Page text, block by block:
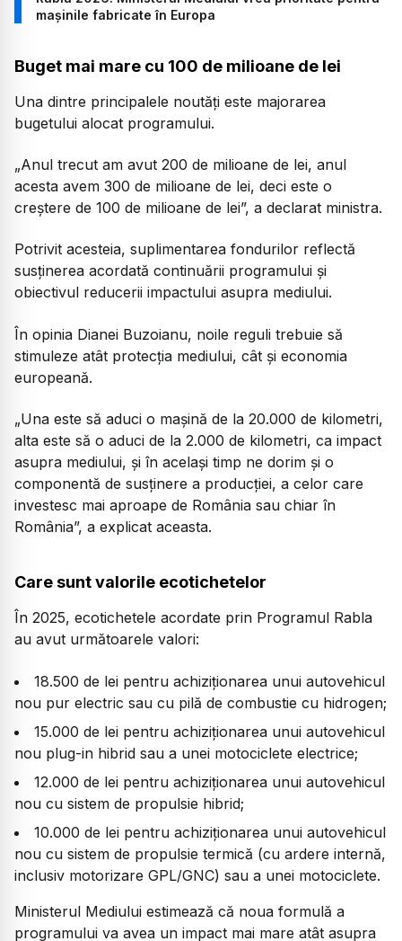
mașinile fabricate în Europa
Buget mai mare cu 100 de milioane de lei
Una dintre principalele noutăți este majorarea
bugetului alocat programului.
„Anul trecut am avut 200 de milioane de lei, anul
acesta avem 300 de milioane de lei, deci este o
creștere de 100 de milioane de lei”, a declarat ministra.
Potrivit acesteia, suplimentarea fondurilor reflectă
susținerea acordată continuării programului și
obiectivul reducerii impactului asupra mediului.
În opinia Dianei Buzoianu, noile reguli trebuie să
stimuleze atât protecția mediului, cât și economia
europeană.
„Una este să aduci o mașină de la 20.000 de kilometri,
alta este să o aduci de la 2.000 de kilometri, ca impact
asupra mediului, și în același timp ne dorim și o
componentă de susținere a producției, a celor care
investesc mai aproape de România sau chiar în
România”, a explicat aceasta.
Care sunt valorile ecotichetelor
În 2025, ecotichetele acordate prin Programul Rabla
au avut următoarele valori:
18.500 de lei pentru achiziționarea unui autovehicul
nou pur electric sau cu pilă de combustie cu hidrogen;
15.000 de lei pentru achiziționarea unui autovehicul
nou plug-in hibrid sau a unei motociclete electrice;
12.000 de lei pentru achiziționarea unui autovehicul
nou cu sistem de propulsie hibrid;
10.000 de lei pentru achiziționarea unui autovehicul
nou cu sistem de propulsie termică (cu ardere internă,
inclusiv motorizare GPL/GNC) sau a unei motociclete.
Ministerul Mediului estimează că noua formulă a
programului va avea un impact mai mare atât asupra